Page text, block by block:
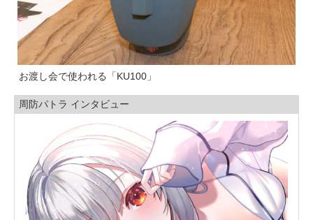
お渡し会で使われる「KU100」
周防パトラ インタビュー